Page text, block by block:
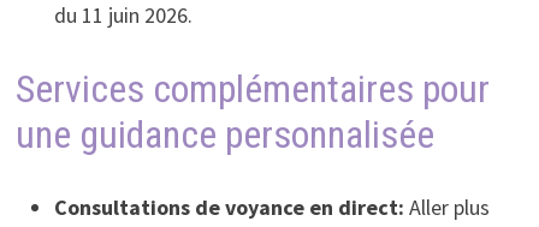
du 11 juin 2026.
Services complémentaires pour
une guidance personnalisée
Consultations de voyance en direct: Aller plus